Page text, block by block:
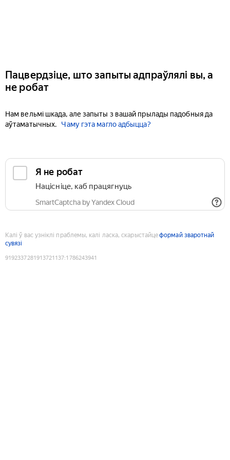
Пацвердзіце, што запыты адпраўлялі вы, а
не робат
Нам вельмі шкада, але запыты з вашай прылады падобныя да
аўтаматычных.
Чаму гэта магло адбыцца?
Я не робат
Націсніце, каб працягнуць
SmartCaptcha by Yandex Cloud
Калі ў вас узніклі праблемы, калі ласка, скарыстайцеформай зваротнай
сувязі
9192337281913721137:1786243941